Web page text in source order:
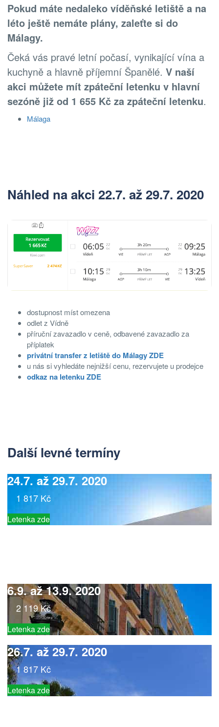
Pokud máte nedaleko víděňské letiště a na
léto ještě nemáte plány, zaleťte si do
Málagy.
Čeká vás pravé letní počasí, vynikající vína a
kuchyně a hlavně příjemní Španělé. V naší
akci můžete mít zpáteční letenku v hlavní
sezóně již od 1 655 Kč za zpáteční letenku.
Málaga
Náhled na akci 22.7. až 29.7. 2020
dostupnost míst omezena
odlet z Vídně
příruční zavazadlo v ceně, odbavené zavazadlo za
příplatek
privátní transfer z letiště do Málagy ZDE
u nás si vyhledáte nejnižší cenu, rezervujete u prodejce
odkaz na letenku ZDE
Další levné termíny
24.7. až 29.7. 2020
1 817 Kč
Letenka zde
6.9. až 13.9. 2020
2 119 Kč
Letenka zde
26.7. až 29.7. 2020
1 817 Kč
Letenka zde